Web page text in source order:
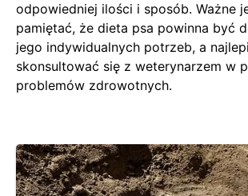
odpowiedniej ilości i sposób. Ważne
pamiętać, że dieta psa powinna być
jego indywidualnych potrzeb, a
skonsultować się z weterynarzem w
problemów zdrowotnych.